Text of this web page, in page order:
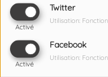
Twitter
Activé
Utilisation:
Facebook
Activé
Utilisation: